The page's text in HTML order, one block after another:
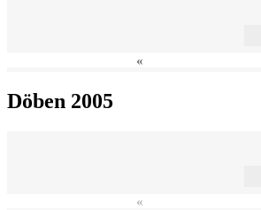
«
Döben 2005
«